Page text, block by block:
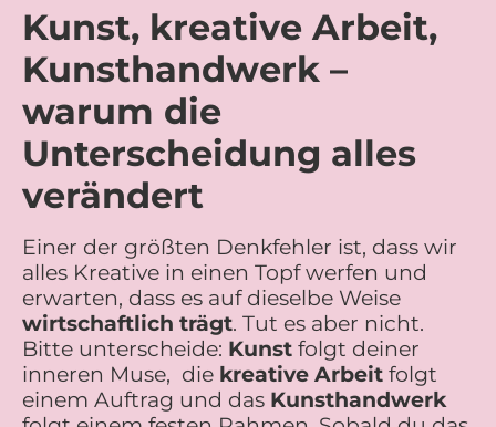
Kunst, kreative Arbeit,
Kunsthandwerk –
warum die
Unterscheidung alles
verändert
Einer der größten Denkfehler ist, dass wir
alles Kreative in einen Topf werfen und
erwarten, dass es auf dieselbe Weise
wirtschaftlich trägt. Tut es aber nicht.
Bitte unterscheide: Kunst folgt deiner
inneren Muse, die kreative Arbeit folgt
einem Auftrag und das Kunsthandwerk